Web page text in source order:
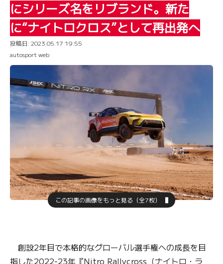
にシリーズ名をリブランド。新た
に“ナイトロクロス”として再出発へ
投稿日: 2023.05.17 19:55
autosport web
この記事の画像をもっと見る（全7枚）
創設2年目で本格的なグローバル選手権への成長を目
指した2022-23年『Nitro Rallycross（ナイトロ・ラ